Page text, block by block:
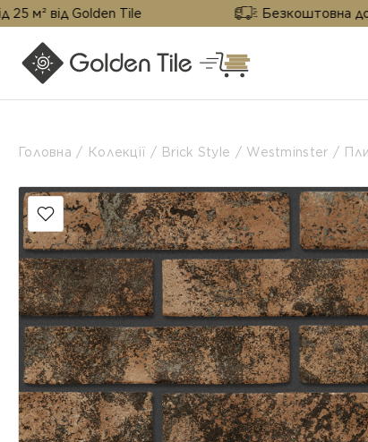
Golden Tile Безкоштовна доставка
Головна Колекції Brick Style Westminster